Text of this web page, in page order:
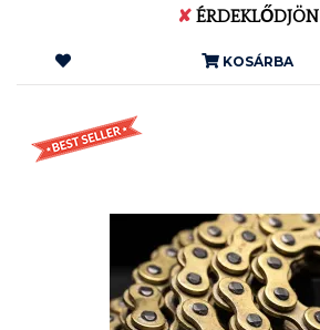
✘ÉRDEKLŐDJÖN
KOSÁRBA